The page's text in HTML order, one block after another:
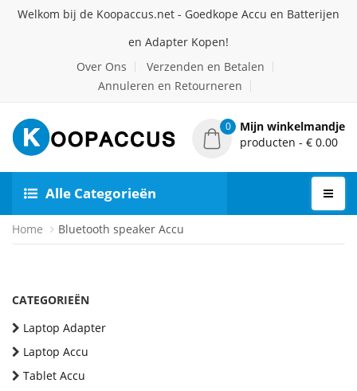
Welkom bij de Koopaccus.net - Goedkope Accu en Batterijen
en Adapter Kopen!
Over Ons
Verzenden en Betalen
Annuleren en Retourneren
0
Mijn winkelmandje
producten - € 0.00
Alle Categorieën
Home Bluetooth speaker Accu
CATEGORIEËN
Laptop Adapter
Laptop Accu
Tablet Accu